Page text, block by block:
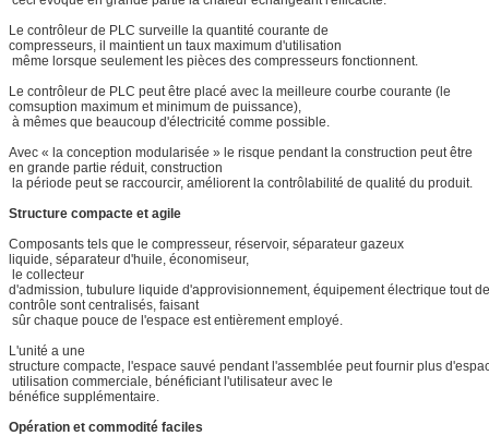
Le contrôleur de PLC surveille la quantité courante de
compresseurs, il maintient un taux maximum d'utilisation
même lorsque seulement les pièces des compresseurs fonctionnent.
Le contrôleur de PLC peut être placé avec la meilleure courbe courante (le
comsuption maximum et minimum de puissance),
à mêmes que beaucoup d'électricité comme possible.
Avec « la conception modularisée » le risque pendant la construction peut être
en grande partie réduit, construction
la période peut se raccourcir, améliorent la contrôlabilité de qualité du produit.
Structure compacte et agile
Composants tels que le compresseur, réservoir, séparateur gazeux
liquide, séparateur d'huile, économiseur,
le collecteur
d'admission, tubulure liquide d'approvisionnement, équipement électrique tout de
contrôle sont centralisés, faisant
sûr chaque pouce de l'espace est entièrement employé.
L'unité a une
structure compacte, l'espace sauvé pendant l'assemblée peut fournir plus
utilisation commerciale, bénéficiant l'utilisateur avec le
bénéfice supplémentaire.
Opération et commodité faciles